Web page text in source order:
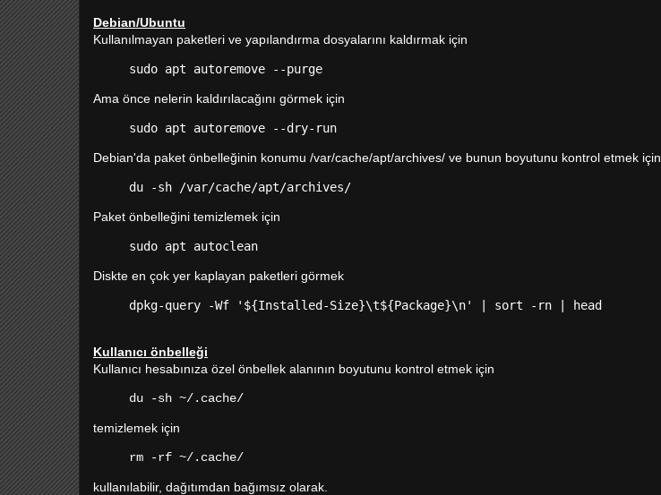
Debian/Ubuntu
Kullanılmayan paketleri ve yapılandırma dosyalarını kaldırmak için
sudo apt autoremove --purge
Ama önce nelerin kaldırılacağını görmek için
sudo apt autoremove --dry-run
Debian'da paket önbelleğinin konumu /var/cache/apt/archives/ ve bunun boyutunu kontrol etmek için
du -sh /var/cache/apt/archives/
Paket önbelleğini temizlemek için
sudo apt autoclean
Diskte en çok yer kaplayan paketleri görmek
dpkg-query -Wf '${Installed-Size}\t${Package}\n' | sort -rn | head
Kullanıcı önbelleği
Kullanıcı hesabınıza özel önbellek alanının boyutunu kontrol etmek için
du -sh ~/.cache/
temizlemek için
rm -rf ~/.cache/
kullanılabilir, dağıtımdan bağımsız olarak.